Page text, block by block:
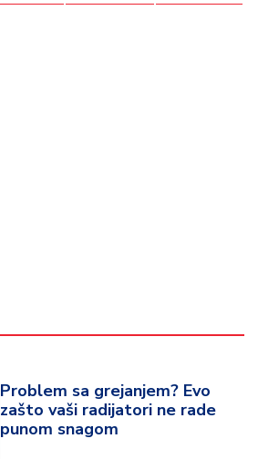
Problem sa grejanjem? Evo
zašto vaši radijatori ne rade
punom snagom